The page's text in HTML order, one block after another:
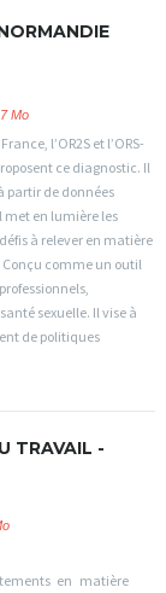
Mo
l’OR2S et l’ORS-
ce diagnostic. Il
partir de données
met en lumière les
à relever en matière
Conçu comme un outil
sexuelle. Il vise à
de politiques
TRAVAIL -
en matière